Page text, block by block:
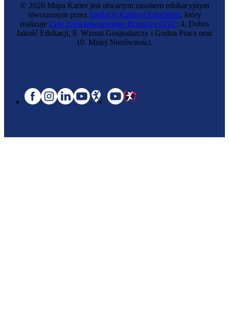
© 2026 Mapa Karier jest otwartym zasobem edukacyjnym
stworzonym przez fundację Katalyst Education, który
realizuje Cele Zrównoważonego Rozwoju ONZ: 4. Dobra
Jakość Edukacji, 8. Wzrost Gospodarczy i Godna Praca oraz
10. Mniej Nierówności.